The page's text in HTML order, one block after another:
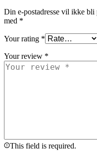
Din e-postadresse vil ikke bli
med *
Your rating *
Your review *
This field is required.